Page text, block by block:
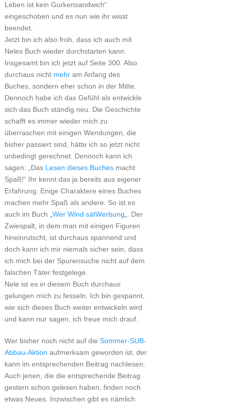
Leben ist kein Gurkensandwich“
eingeschoben und es nun wie ihr wisst
beendet.
Jetzt bin ich also froh, dass ich auch mit
Neles Buch wieder durchstarten kann.
Insgesamt bin ich jetzt auf Seite 300. Also
durchaus nicht mehram Anfang des
Buches, sondern eher schon in der Mitte.
Dennoch habe ich das Gefühl als entwickle
sich das Buch ständig neu. Die Geschichte
schafft es immer wieder mich zu
überraschen mit einigen Wendungen, die
bisher passiert sind, hätte ich so jetzt nicht
unbedingt gerechnet. Dennoch kann ich
sagen: „Das Lesen dieses Buchesmacht
Spaß!“ Ihr kennt das ja bereits aus eigener
Erfahrung. Enige Charaktere eines Buches
machen mehr Spaß als andere. So ist es
auch im Buch „ Wer Wind sät
„. Der
Zwiespalt, in dem man mit einigen Figuren
hineinrutscht, ist durchaus spannend und
doch kann ich mir niemals sicher sein, dass
ich mich bei der Spurensuche nicht auf dem
falschen Täter festgelege.
Nele ist es in diesem Buch durchaus
gelungen mich zu fesseln. Ich bin gespannt,
wie sich dieses Buch weiter entwickeln wird
und kann nur sagen, ich freue mich drauf.
Wer bisher noch nicht auf die Sommer-SUB-
Abbau-Aktion aufmerksam geworden ist, der
kann im entsprechenden Beitrag nachlesen.
Auch jenen, die die entsprechende Beitrag
gestern schon gelesen haben, finden noch
etwas Neues. Inzwischen gibt es nämlich